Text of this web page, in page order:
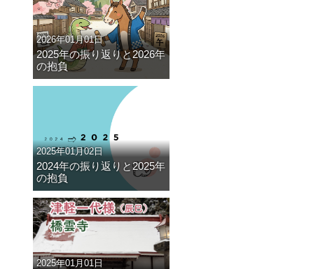
2026年01月01日
2025年の振り返りと2026年
の抱負
2025年01月02日
2024年の振り返りと2025年
の抱負
2025年01月01日